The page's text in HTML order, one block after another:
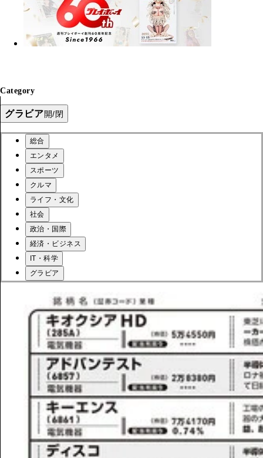
Category
グラビア開/閉
総合
エンタメ
スポーツ
クルマ
ライフ・文化
社会
政治・国際
経済・ビジネス
IT・科学
グラビア